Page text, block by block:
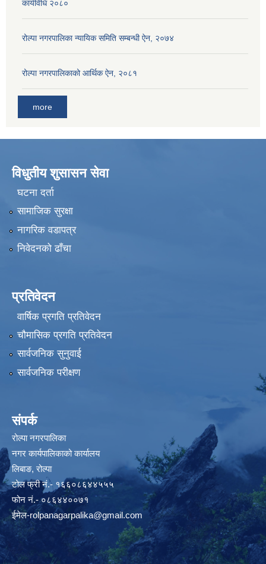
कार्यविधि २०८०
रोल्पा नगरपालिका न्यायिक समिति सम्बन्धी ऐन, २०७४
रोल्पा नगरपालिकाको आर्थिक ऐन, २०८१
more
विधुतीय शुसासन सेवा
घटना दर्ता
सामाजिक सुरक्षा
नागरिक वडापत्र
निवेदनको ढाँचा
प्रतिवेदन
वार्षिक प्रगति प्रतिवेदन
चौमासिक प्रगति प्रतिवेदन
सार्वजनिक सुनुवाई
सार्वजनिक परीक्षण
संपर्क
रोल्पा नगरपालिका
नगर कार्यपालिकाको कार्यालय
लिबाङ, रोल्पा
टोल फ्री नं.- १६६०८६४४५५५
फोन नं.- ०८६४४००७१
ईमेल-rolpanagarpalika@gmail.com